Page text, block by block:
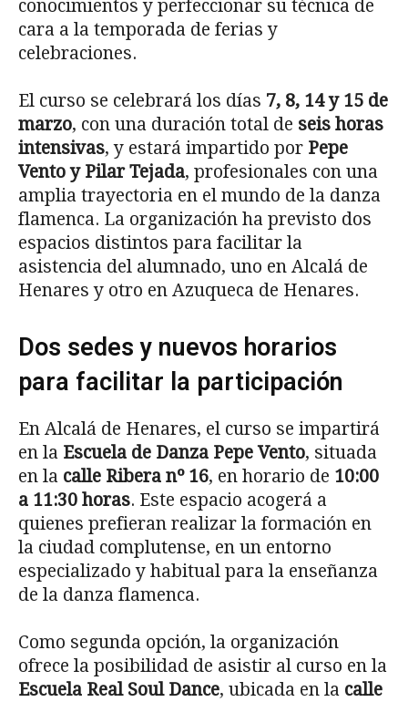
conocimientos y perfeccionar su técnica de
cara a la temporada de ferias y
celebraciones.
El curso se celebrará los días 7, 8, 14 y 15 de
marzo, con una duración total de seis horas
intensivas, y estará impartido por Pepe
Vento y Pilar Tejada, profesionales con una
amplia trayectoria en el mundo de la danza
flamenca. La organización ha previsto dos
espacios distintos para facilitar la
asistencia del alumnado, uno en Alcalá de
Henares y otro en Azuqueca de Henares.
Dos sedes y nuevos horarios
para facilitar la participación
En Alcalá de Henares, el curso se impartirá
en la Escuela de Danza Pepe Vento, situada
en la calle Ribera nº 16, en horario de 10:00
a 11:30 horas. Este espacio acogerá a
quienes prefieran realizar la formación en
la ciudad complutense, en un entorno
especializado y habitual para la enseñanza
de la danza flamenca.
Como segunda opción, la organización
ofrece la posibilidad de asistir al curso en la
Escuela Real Soul Dance, ubicada en la calle